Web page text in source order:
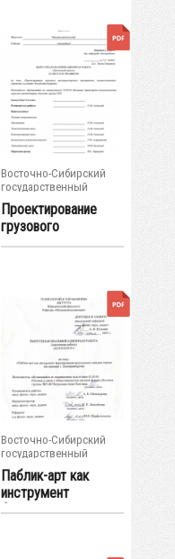
Восточно-Сибирский
государственный
университет...
Проектирование
грузового
автотранспортного...
Восточно-Сибирский
государственный
университет...
Паблик-арт как
инструмент
формирования...